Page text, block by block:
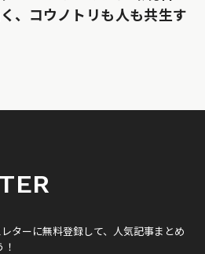
、コウノトリも人も共生す
ターに無料登録して、人気記事まとめ